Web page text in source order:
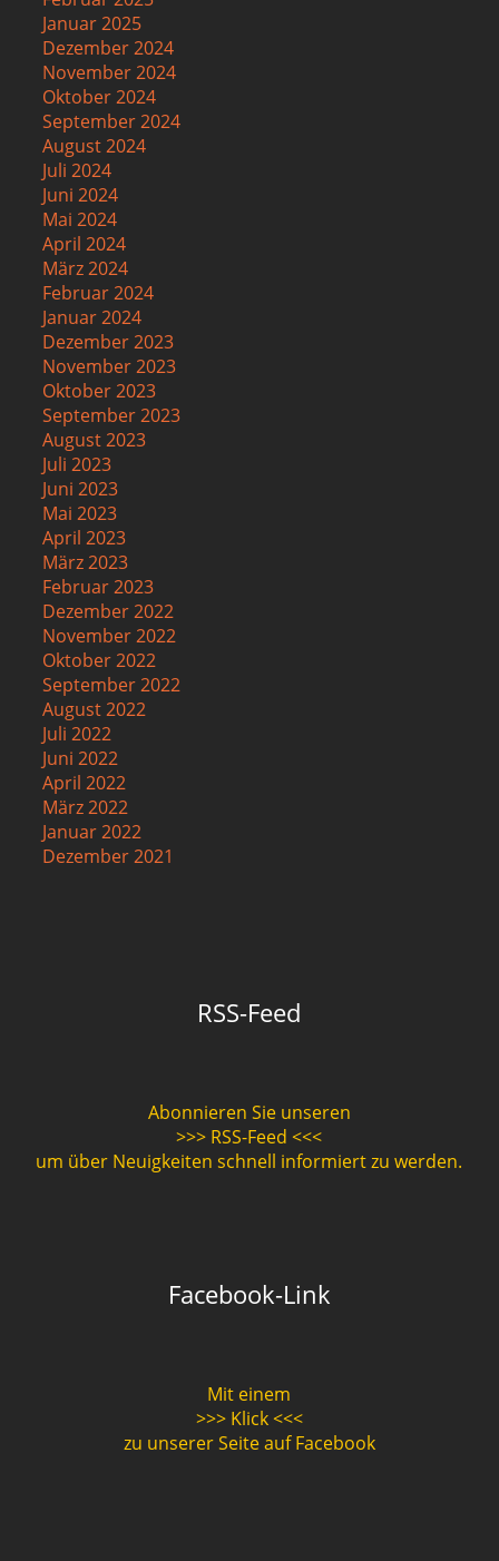
Januar 2025
Dezember 2024
November 2024
Oktober 2024
September 2024
August 2024
Juli 2024
Juni 2024
Mai 2024
April 2024
März 2024
Februar 2024
Januar 2024
Dezember 2023
November 2023
Oktober 2023
September 2023
August 2023
Juli 2023
Juni 2023
Mai 2023
April 2023
März 2023
Februar 2023
Dezember 2022
November 2022
Oktober 2022
September 2022
August 2022
Juli 2022
Juni 2022
April 2022
März 2022
Januar 2022
Dezember 2021
RSS-Feed
Abonnieren Sie unseren
>>> RSS-Feed <<<
um über Neuigkeiten schnell informiert zu werden.
Facebook-Link
Mit einem
>>> Klick <<<
zu unserer Seite auf Facebook